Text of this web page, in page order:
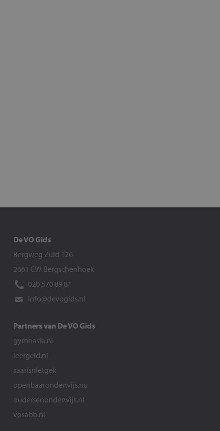
De VO Gids
Bergweg Zuid 126
2661 CW Bergschenhoek
020 570 89 81
info@devogids.nl
Partners van De VO Gids
gymnasia.nl
leergeld.nl
saarisnietgek
openbaaronderwijs.nu
oudersenonderwijs.nl
vosabb.nl